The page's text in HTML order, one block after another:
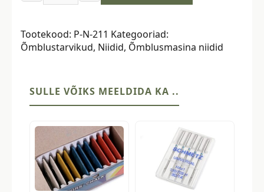
120,
rullis
teksasinine
Tootekood: P-N-211 Kategooriad:
Õmblustarvikud, Niidid, Õmblusmasina niidid
SULLE VÕIKS MEELDIDA KA ..